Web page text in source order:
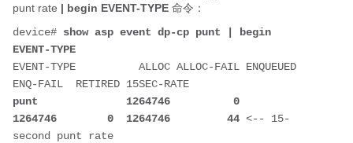
punt rate | begin EVENT-TYPE 命令：
device# show asp event dp-cp punt | begin
EVENT-TYPE
EVENT-TYPE          ALLOC ALLOC-FAIL ENQUEUED
ENQ-FAIL  RETIRED 15SEC-RATE
punt              1264746          0
1264746        0  1264746         44 <-- 15-
second punt rate